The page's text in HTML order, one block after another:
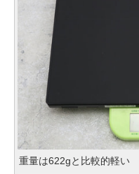
重量は622gと比較的軽い